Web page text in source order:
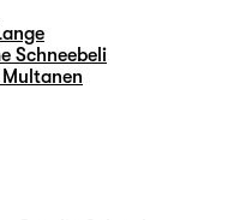
Schneebeli
Multanen